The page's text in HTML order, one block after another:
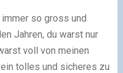
so gross und
Jahren, du warst nur
voll von meinen
tolles und sicheres zu